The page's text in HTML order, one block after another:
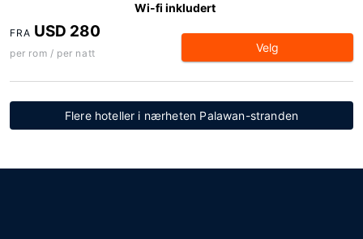
Wi-fi inkludert
FRA USD 280
per rom / per natt Velg
Flere hoteller i nærheten Palawan-stranden